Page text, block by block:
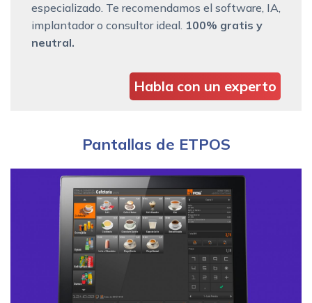
especializado. Te recomendamos el software, IA,
implantador o consultor ideal. 100% gratis y
neutral.
Habla con un experto
Pantallas de ETPOS